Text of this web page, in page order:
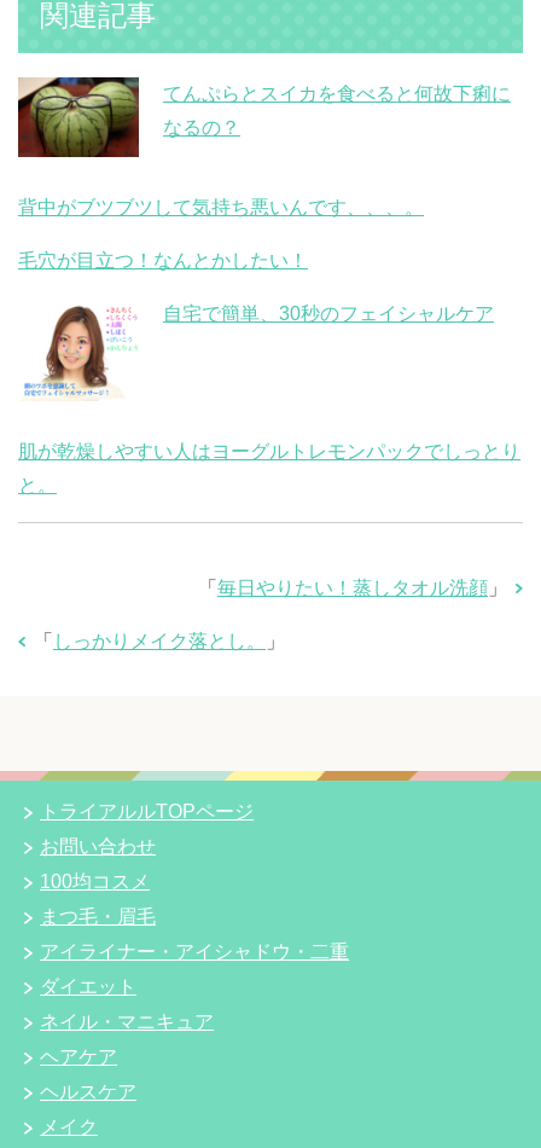
関連記事
てんぷらとスイカを食べると何故下痢に
なるの？
背中がブツブツして気持ち悪いんです、、、。
毛穴が目立つ！なんとかしたい！
自宅で簡単、30秒のフェイシャルケア
肌が乾燥しやすい人はヨーグルトレモンパックでしっとり
と。
「 毎日やりたい！蒸しタオル洗顔 」
「 しっかりメイク落とし。 」
トライアルルTOPページ
お問い合わせ
100均コスメ
まつ毛・眉毛
アイライナー・アイシャドウ・二重
ダイエット
ネイル・マニキュア
ヘアケア
ヘルスケア
メイク